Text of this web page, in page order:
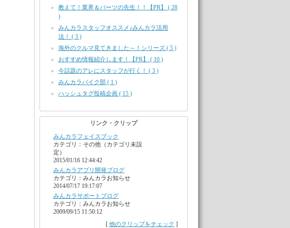
教えて！業界＆パーツの先生！！【PR】 ( 28
)
みんカラスタッフオススメ♪みんカラ活用
法！ ( 3 )
海外のクルマ見てきました～！シリーズ ( 5 )
おすすめ情報紹介します！【PR】 ( 10 )
今話題のアレにスタッフが行く！ ( 3 )
みんカラバイク部 ( 1 )
ハッシュタグ投稿企画 ( 15 )
リンク・クリップ
みんカラフェイスブック
カテゴリ：その他（カテゴリ未設
定）
2015/01/16 12:44:42
みんカラアプリ開発ブログ
カテゴリ：みんカラお知らせ
2014/07/17 19:17:07
みんカラサポートブログ
カテゴリ：みんカラお知らせ
2009/09/15 11:50:12
[ 他のクリップをチェック ]